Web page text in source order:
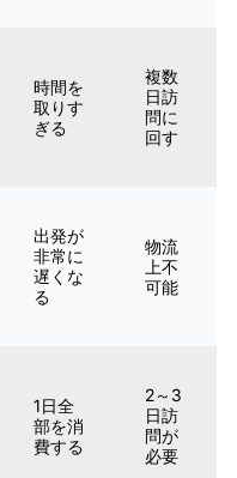
時間を
取りす
ぎる
複数
日訪
問に
回す
出発が
非常に
遅くな
る
物流
上不
可能
1日全
部を消
費する
2～3
日訪
問が
必要